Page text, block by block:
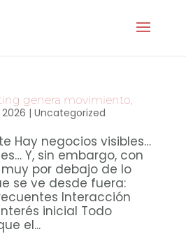
genera movimiento,
2026 | Uncategorized
Hay negocios visibles…
Y, sin embargo, con
por debajo de lo
se ve desde fuera:
Interacción
inicial Todo
el...